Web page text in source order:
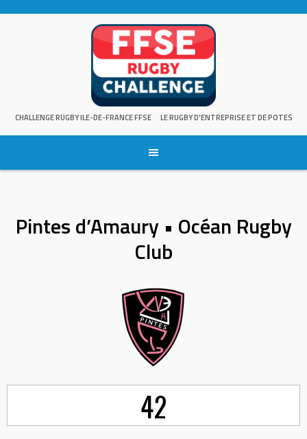
CHALLENGE RUGBY ILE-DE-FRANCE FFSE LE RUGBY D'ENTREPRISE ET DE POTES
Pintes d’Amaury • Océan Rugby
Club
42